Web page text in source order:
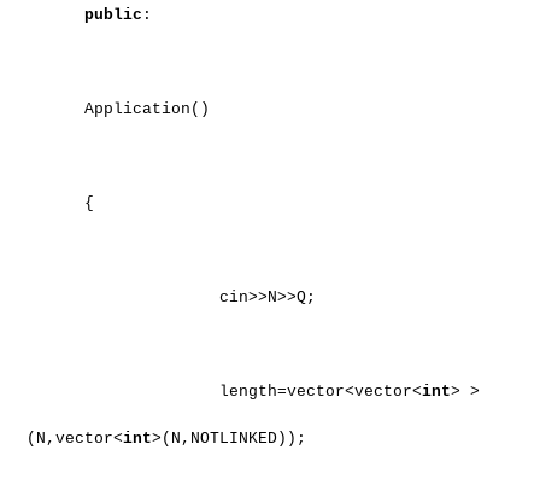
public :
Application()
{
cin>>N>>Q;
length=vector<vector<int> >
(N,vector<int>(N,NOTLINKED));